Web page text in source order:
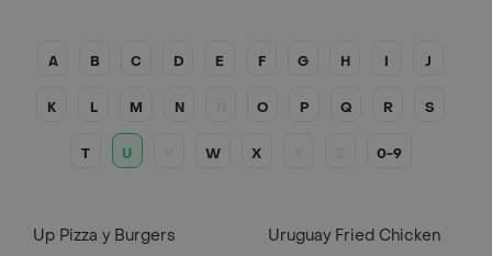
A B C D E F G H I J
K L M N O P Q R S
T U W X 0-9
Up Pizza y Burgers Uruguay Fried Chicken